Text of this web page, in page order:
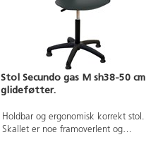
Stol Secundo gas M sh38-50 cm
glideføtter.
Holdbar og ergonomisk korrekt stol.
Skallet er noe framoverlent og